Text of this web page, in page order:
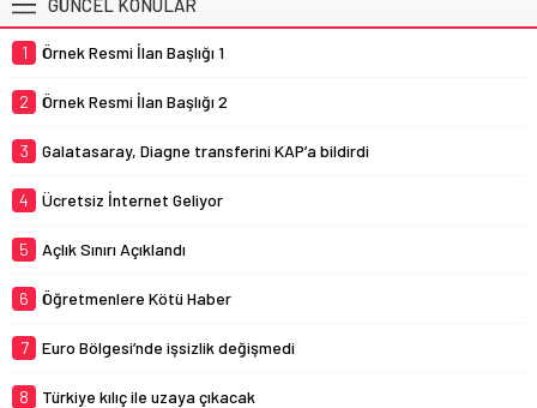
GÜNCEL KONULAR
1 Örnek Resmi İlan Başlığı 1
2 Örnek Resmi İlan Başlığı 2
3 Galatasaray, Diagne transferini KAP’a bildirdi
4 Ücretsiz İnternet Geliyor
5 Açlık Sınırı Açıklandı
6 Öğretmenlere Kötü Haber
7 Euro Bölgesi’nde işsizlik değişmedi
8 Türkiye kılıç ile uzaya çıkacak